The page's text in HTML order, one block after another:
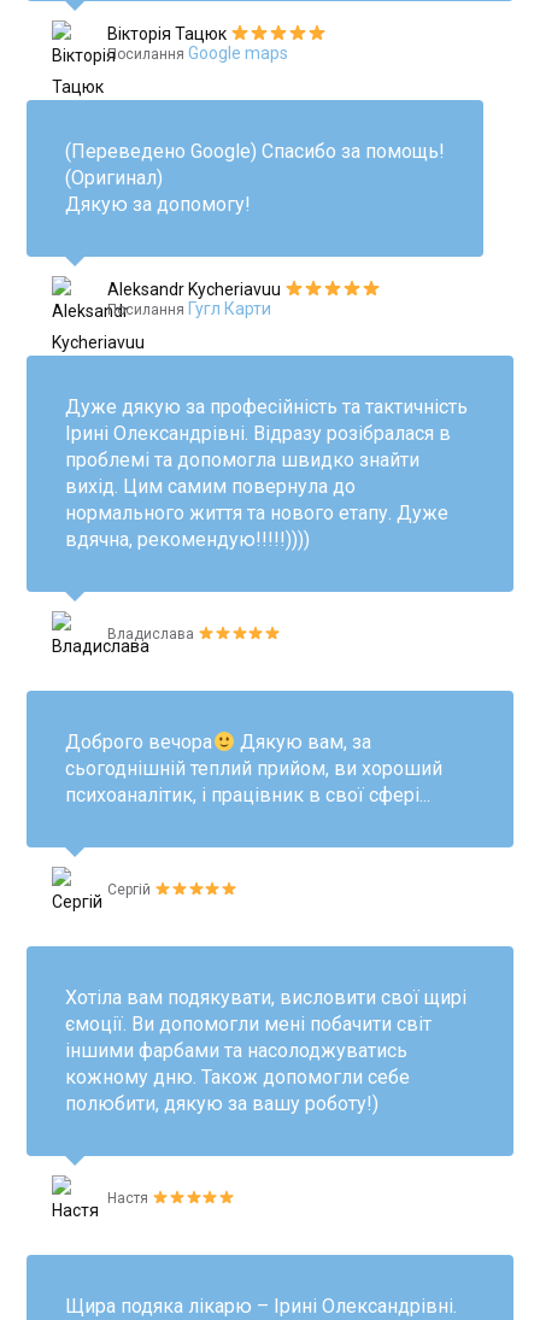
Вікторія Тацюк
ПосиланняGoogle maps
(Переведено Google) Спасибо за помощь!
(Оригинал)
Дякую за допомогу!
Aleksandr Kycheriavuu
Посилання Гугл Карти
Дуже дякую за професійність та тактичність
Ірині Олександрівні. Відразу розібралася в
проблемі та допомогла швидко знайти
вихід. Цим самим повернула до
нормального життя та нового етапу. Дуже
вдячна, рекомендую!!!!!))))
Владислава
Доброго вечора
Дякую вам, за
сьогоднішній теплий прийом, ви хороший
психоаналітик, і працівник в свої сфері...
Сергій
Хотіла вам подякувати, висловити свої щирі
ємоції. Ви допомогли мені побачити світ
іншими фарбами та насолоджуватись
кожному дню. Також допомогли себе
полюбити, дякую за вашу роботу!)
Настя
Щира подяка лікарю – Ірині Олександрівні.